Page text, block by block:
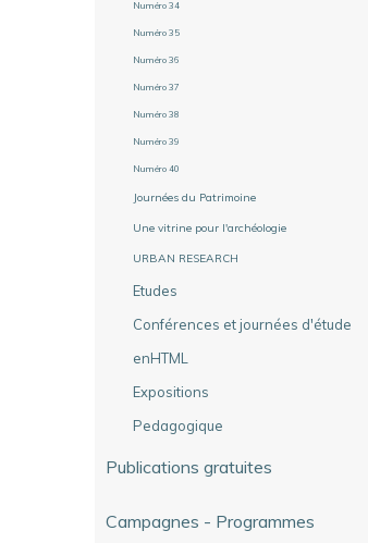
Numéro 34
Numéro 35
Numéro 36
Numéro 37
Numéro 38
Numéro 39
Numéro 40
Journées du Patrimoine
Une vitrine pour l'archéologie
URBAN RESEARCH
Etudes
Conférences et journées d'étude
enHTML
Expositions
Pedagogique
Publications gratuites
Campagnes - Programmes